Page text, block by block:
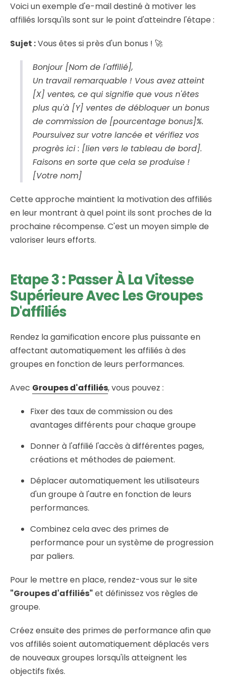
Voici un exemple d'e-mail destiné à motiver les
affiliés lorsqu'ils sont sur le point d'atteindre l'étape :
Sujet :Vous êtes si près d'un bonus ! 🚀
Bonjour [Nom de l'affilié],
Un travail remarquable ! Vous avez atteint
[X] ventes, ce qui signifie que vous n'êtes
plus qu'à [Y] ventes de débloquer un bonus
de commission de [pourcentage bonus]%.
Poursuivez sur votre lancée et vérifiez vos
progrès ici : [lien vers le tableau de bord].
Faisons en sorte que cela se produise !
[Votre nom]
Cette approche maintient la motivation des affiliés
en leur montrant à quel point ils sont proches de la
prochaine récompense. C'est un moyen simple de
valoriser leurs efforts.
Etape 3 : Passer À La Vitesse
Supérieure Avec Les Groupes
D'affiliés
Rendez la gamification encore plus puissante en
affectant automatiquement les affiliés à des
groupes en fonction de leurs performances.
Avec Groupes d'affiliés, vous pouvez :
Fixer des taux de commission ou des
avantages différents pour chaque groupe
Donner à l'affilié l'accès à différentes pages,
créations et méthodes de paiement.
Déplacer automatiquement les utilisateurs
d'un groupe à l'autre en fonction de leurs
performances.
Combinez cela avec des primes de
performance pour un système de progression
par paliers.
Pour le mettre en place, rendez-vous sur le site
"Groupes d'affiliés" et définissez vos règles de
groupe.
Créez ensuite des primes de performance afin que
vos affiliés soient automatiquement déplacés vers
de nouveaux groupes lorsqu'ils atteignent les
objectifs fixés.